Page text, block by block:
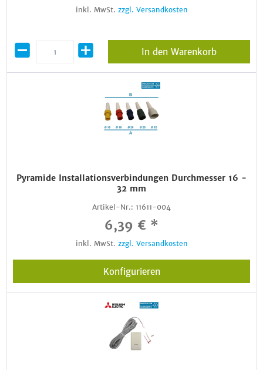
inkl. MwSt. zzgl. Versandkosten
In den Warenkorb
Pyramide Installationsverbindungen Durchmesser 16 -
32 mm
Artikel-Nr.: 11611-004
6,39 € *
inkl. MwSt. zzgl. Versandkosten
Konfigurieren